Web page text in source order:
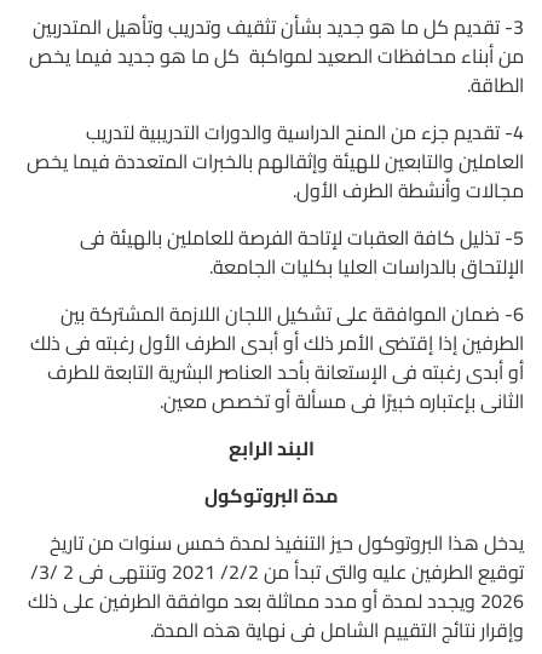
3- تقديم كل ما هو جديد بشأن تثقيف وتدريب وتأهيل المتدربين
من أبناء محافظات الصعيد لمواكبة كل ما هو جديد فيما يخص
الطاقة.
4- تقديم جزء من المنح الدراسية والدورات التدريبية لتدريب
العاملين والتابعين للهيئة وإثقالهم بالخبرات المتعددة فيما يخص
مجالات وأنشطة الطرف الأول.
5- تذليل كافة العقبات لإتاحة الفرصة للعاملين بالهيئة فى
الإلتحاق بالدراسات العليا بكليات الجامعة.
6- ضمان الموافقة على تشكيل اللجان اللازمة المشتركة بين
الطرفين إذا إقتضى الأمر ذلك أو أبدى الطرف الأول رغبته فى ذلك
أو أبدى رغبته فى الإستعانة بأحد العناصر البشرية التابعة للطرف
الثانى بإعتباره خبيرًا فى مسألة أو تخصص معين.
البند الرابع
مدة البروتوكول
يدخل هذا البروتوكول حيز التنفيذ لمدة خمس سنوات من تاريخ
توقيع الطرفين عليه والتى تبدأ من 2/2/ 2021 وتنتهى فى 2 /3/
2026 ويجدد لمدة أو مدد مماثلة بعد موافقة الطرفين على ذلك
وإقرار نتائج التقييم الشامل فى نهاية هذه المدة.